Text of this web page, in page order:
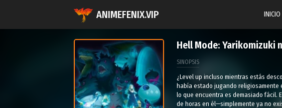
ANIMEFENIX.VIP INICIO
Hell Mode: Yarikomizuki
SINOPSIS
¿Level up incluso mientras estás
había estado jugando religiosamente
lo que encuentra es demasiado fácil.
de horas en él—simplemente ya no